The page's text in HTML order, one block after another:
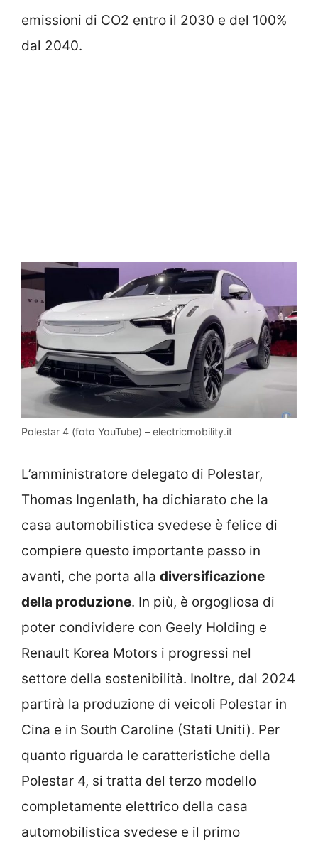
emissioni di CO2 entro il 2030 e del 100%
dal 2040.
Polestar 4 (foto YouTube) – electricmobility.it
L’amministratore delegato di Polestar,
Thomas Ingenlath, ha dichiarato che la
casa automobilistica svedese è felice di
compiere questo importante passo in
avanti, che porta alla diversificazione
della produzione. In più, è orgogliosa di
poter condividere con Geely Holding e
Renault Korea Motors i progressi nel
settore della sostenibilità. Inoltre, dal 2024
partirà la produzione di veicoli Polestar in
Cina e in South Caroline (Stati Uniti). Per
quanto riguarda le caratteristiche della
Polestar 4, si tratta del terzo modello
completamente elettrico della casa
automobilistica svedese e il primo